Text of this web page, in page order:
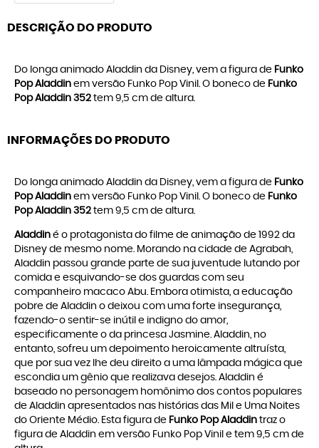
DESCRIÇÃO DO PRODUTO
Do longa animado Aladdin da Disney, vem a figura de Funko
Pop Aladdin em versão Funko Pop Vinil. O boneco de Funko
Pop Aladdin 352 tem 9,5 cm de altura.
INFORMAÇÕES DO PRODUTO
Do longa animado Aladdin da Disney, vem a figura de Funko
Pop Aladdin em versão Funko Pop Vinil. O boneco de Funko
Pop Aladdin 352 tem 9,5 cm de altura.
Aladdin é o protagonista do filme de animação de 1992 da
Disney de mesmo nome. Morando na cidade de Agrabah,
Aladdin passou grande parte de sua juventude lutando por
comida e esquivando-se dos guardas com seu
companheiro macaco Abu. Embora otimista, a educação
pobre de Aladdin o deixou com uma forte insegurança,
fazendo-o sentir-se inútil e indigno do amor,
especificamente o da princesa Jasmine. Aladdin, no
entanto, sofreu um depoimento heroicamente altruísta,
que por sua vez lhe deu direito a uma lâmpada mágica que
escondia um gênio que realizava desejos. Aladdin é
baseado no personagem homônimo dos contos populares
de Aladdin apresentados nas histórias das Mil e Uma Noites
do Oriente Médio. Esta figura de Funko Pop Aladdin traz o
figura de Aladdin em versão Funko Pop Vinil e tem 9,5 cm de